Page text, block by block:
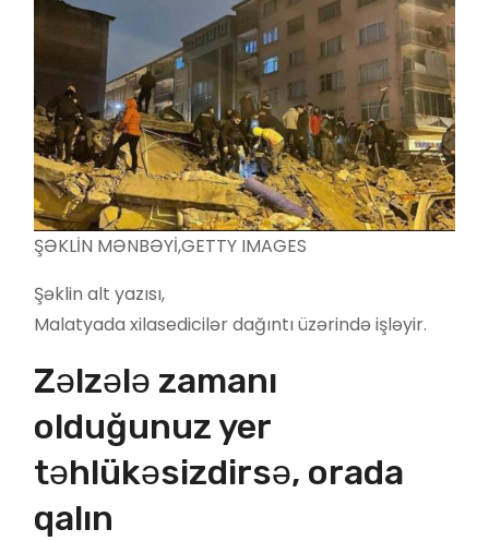
ŞƏKLİN MƏNBƏYİ,GETTY IMAGES
Şəklin alt yazısı,
Malatyada xilasedicilər dağıntı üzərində işləyir.
Zəlzələ zamanı
olduğunuz yer
təhlükəsizdirsə, orada
qalın